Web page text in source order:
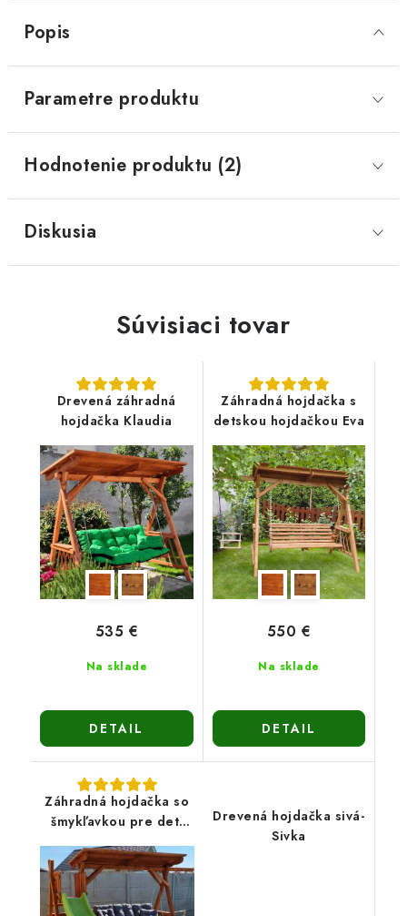
Popis
Parametre produktu
Hodnotenie produktu (2)
Diskusia
Súvisiaci tovar
Drevená záhradná
hojdačka Klaudia
Na sklade
535 €
DETAIL
Záhradná hojdačka s
detskou hojdačkou Eva
Na sklade
550 €
DETAIL
Záhradná hojdačka so
šmykľavkou pre deti
Drevená hojdačka sivá-
Sivka